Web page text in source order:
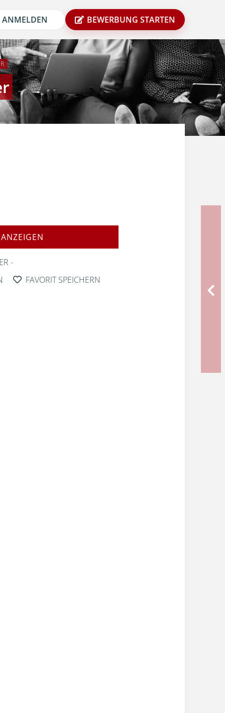
ANMELDEN BEWERBUNG STARTEN
FAVORIT SPEICHERN